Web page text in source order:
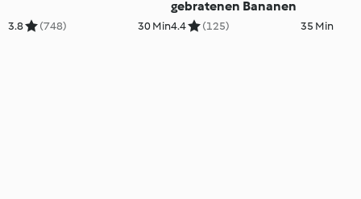
3.8 (748) 30 Min
gebratenen Bananen
4.4 (125) 35 Min